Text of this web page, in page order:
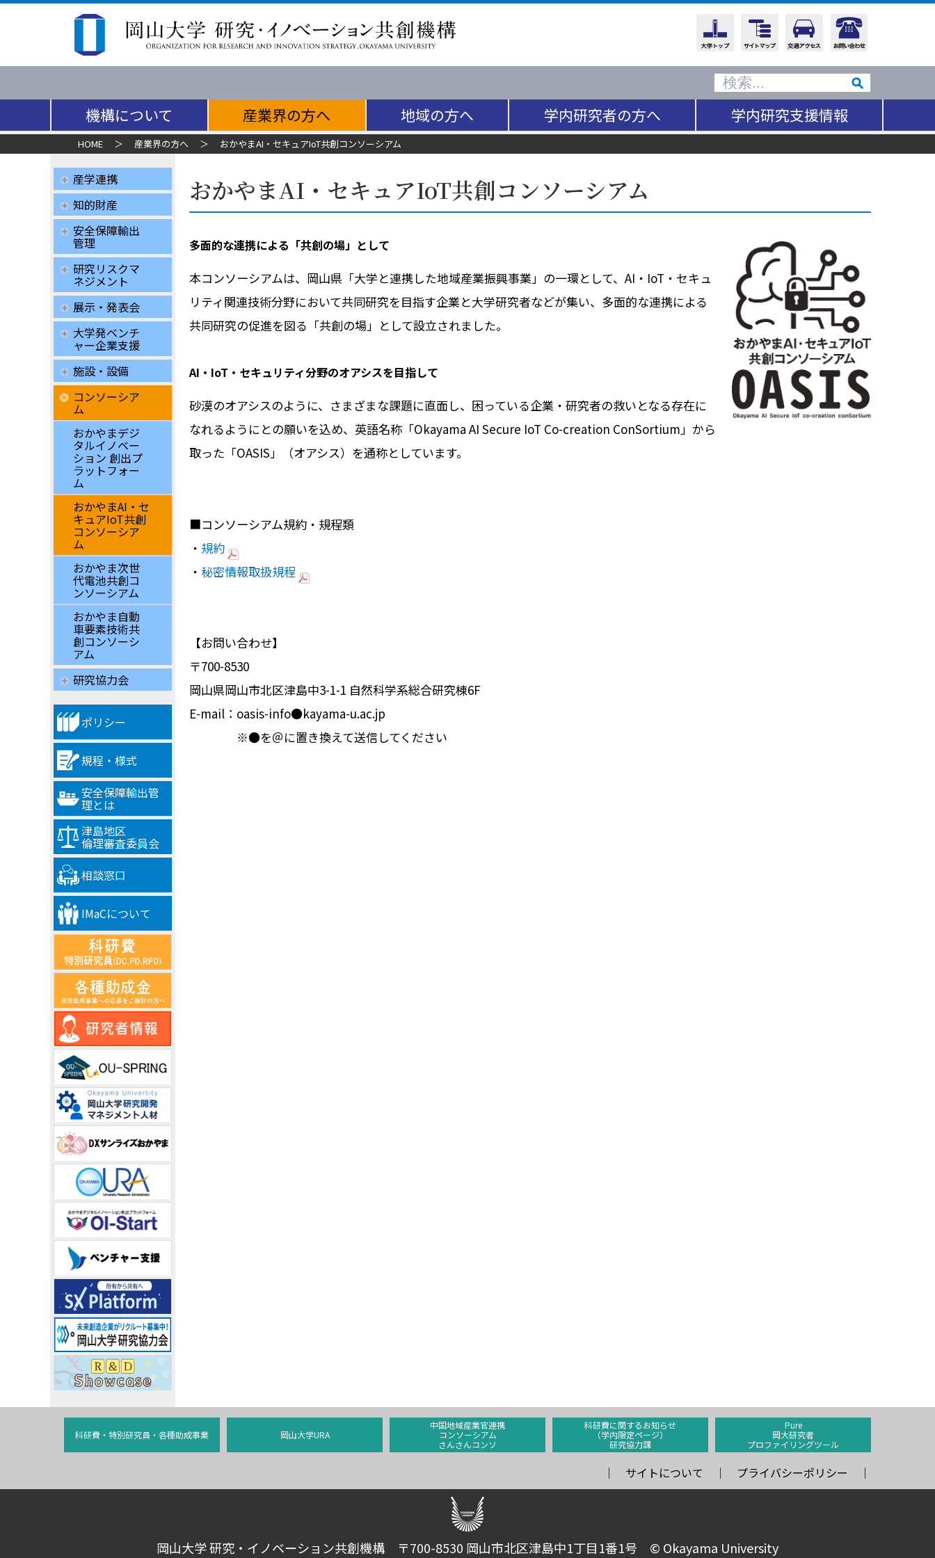
機構について 産業界の方へ 地域の方へ 学内研究者の方へ 学内研究支援情報
HOME ＞ 産業界の方へ ＞ おかやまAI・セキュアIoT共創コンソーシアム
おかやまAI・セキュアIoT共創コンソーシアム
多面的な連携による「共創の場」として
本コンソーシアムは、岡山県「大学と連携した地域産業振興事業」の一環として、AI・IoT・セキュ
リティ関連技術分野において共同研究を目指す企業と大学研究者などが集い、多面的な連携による
共同研究の促進を図る「共創の場」として設立されました。
AI・IoT・セキュリティ分野のオアシスを目指して
砂漠のオアシスのように、さまざまな課題に直面し、困っている企業・研究者の救いとなる存在に
なれるようにとの願いを込め、英語名称「Okayama AI Secure IoT Co-creation ConSortium」から
取った「OASIS」（オアシス）を通称としています。
■コンソーシアム規約・規程類
・ 規約
・ 秘密情報取扱規程
【お問い合わせ】
〒700-8530
岡山県岡山市北区津島中3-1-1 自然科学系総合研究棟6F
E-mail：oasis-info●kayama-u.ac.jp
※●を＠に置き換えて送信してください
産学連携
知的財産
安全保障輸出
管理
研究リスクマ
ネジメント
展示・発表会
大学発ベンチ
ャー企業支援
施設・設備
コンソーシア
ム
おかやまデジ
タルイノベー
ション 創出プ
ラットフォー
ム
おかやまAI・セ
キュアIoT共創
コンソーシア
ム
おかやま次世
代電池共創コ
ンソーシアム
おかやま自動
車要素技術共
創コンソーシ
アム
研究協力会
ポリシー
規程・様式
安全保障輸出管
理とは
津島地区
倫理審査委員会
相談窓口
IMaCについて
科研費・特別研究員・各種助成事業 岡山大学URA
中国地域産業官連携
コンソーシアム
さんさんコンソ
科研費に関するお知らせ
（学内限定ページ）
研究協力課
Pure
岡大研究者
プロファイリングツール
サイトについて プライバシーポリシー
岡山大学 研究・イノベーション共創機構 〒700-8530 岡山市北区津島中1丁目1番1号 © Okayama University